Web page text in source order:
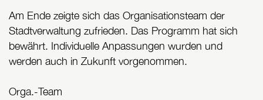
Am Ende zeigte sich das Organisationsteam der
Stadtverwaltung zufrieden. Das Programm hat sich
bewährt. Individuelle Anpassungen wurden und
werden auch in Zukunft vorgenommen.
Orga.-Team